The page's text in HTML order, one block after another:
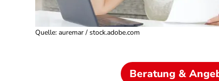
Quelle: auremar / stock.adobe.com
Beratung &